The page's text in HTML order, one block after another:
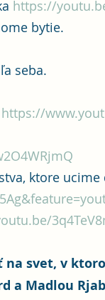
https://
bytie.
seba.
https://
ktore ucime
svet, v
a Madlou